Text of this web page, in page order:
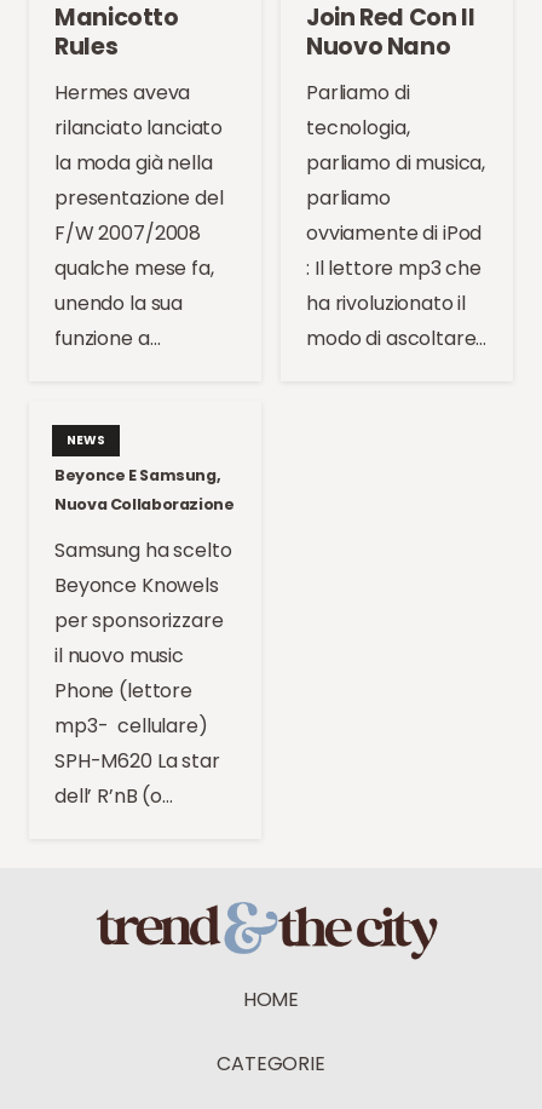
Manicotto
Rules
Hermes aveva
rilanciato lanciato
la moda già nella
presentazione del
F/W 2007/2008
qualche mese fa,
unendo la sua
funzione a…
Join Red Con Il
Nuovo Nano
Parliamo di
tecnologia,
parliamo di musica,
parliamo
ovviamente di iPod
: Il lettore mp3 che
ha rivoluzionato il
modo di ascoltare…
NEWS
Beyonce E Samsung,
Nuova Collaborazione
Samsung ha scelto
Beyonce Knowels
per sponsorizzare
il nuovo music
Phone (lettore
mp3- cellulare)
SPH-M620 La star
dell’ R’nB (o…
HOME
CATEGORIE